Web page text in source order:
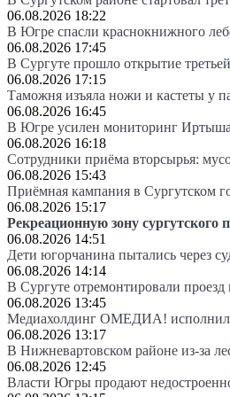
06.08.2026 18:22
В Югре спасли краснокнижного
06.08.2026 17:45
В Сургуте прошло открытие
06.08.2026 17:15
Таможня изъяла ножи и кастеты у
06.08.2026 16:45
В Югре усилен мониторинг Иртыша
06.08.2026 16:18
Сотрудники приёма вторсырья:
06.08.2026 15:43
Приёмная кампания в Сургутском
06.08.2026 15:17
Рекреационную зону
06.08.2026 14:51
Дети югорчанина пытались через
06.08.2026 14:14
В Сургуте отремонтировали
06.08.2026 13:45
Медиахолдинг ОМЕДИА! исполнил
06.08.2026 13:17
В Нижневартовском районе из-за
06.08.2026 12:45
Власти Югры продают